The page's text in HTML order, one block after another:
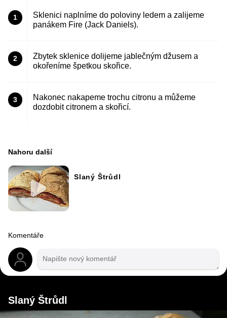
1
Sklenici naplníme do poloviny ledem a zalijeme
panákem Fire (Jack Daniels).
2
Zbytek sklenice dolijeme jablečným džusem a
okořeníme špetkou skořice.
3
Nakonec nakapeme trochu citronu a můžeme
dozdobit citronem a skořicí.
Nahoru další
Slaný Štrůdl
Komentáře
Slaný Štrůdl